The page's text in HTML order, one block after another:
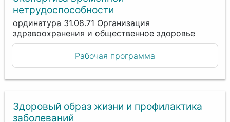
нетрудоспособности
ординатура 31.08.71 Организация
здравоохранения и общественное здоровье
Рабочая программа
Здоровый образ жизни и профилактика
заболеваний